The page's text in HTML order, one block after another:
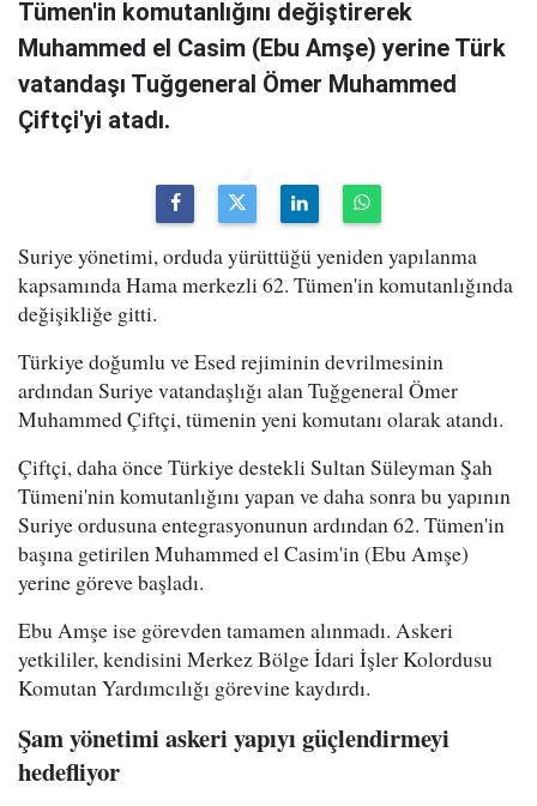
Tümen'in komutanlığını değiştirerek
Muhammed el Casim (Ebu Amşe) yerine Türk
vatandaşı Tuğgeneral Ömer Muhammed
Çiftçi'yi atadı.
Suriye yönetimi, orduda yürüttüğü yeniden yapılanma
kapsamında Hama merkezli 62. Tümen'in komutanlığında
değişikliğe gitti.
Türkiye doğumlu ve Esed rejiminin devrilmesinin
ardından Suriye vatandaşlığı alan Tuğgeneral Ömer
Muhammed Çiftçi, tümenin yeni komutanı olarak atandı.
Çiftçi, daha önce Türkiye destekli Sultan Süleyman Şah
Tümeni'nin komutanlığını yapan ve daha sonra bu yapının
Suriye ordusuna entegrasyonunun ardından 62. Tümen'in
başına getirilen Muhammed el Casim'in (Ebu Amşe)
yerine göreve başladı.
Ebu Amşe ise görevden tamamen alınmadı. Askeri
yetkililer, kendisini Merkez Bölge İdari İşler Kolordusu
Komutan Yardımcılığı görevine kaydırdı.
Şam yönetimi askeri yapıyı güçlendirmeyi
hedefliyor